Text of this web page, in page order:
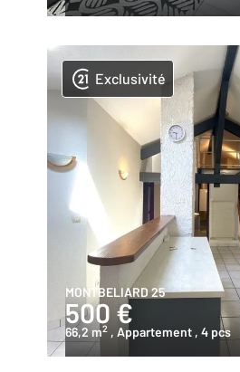
Exclusivité
MONTBELIARD 25
500 €
66,2 m2 , Appartement , 4 pcs